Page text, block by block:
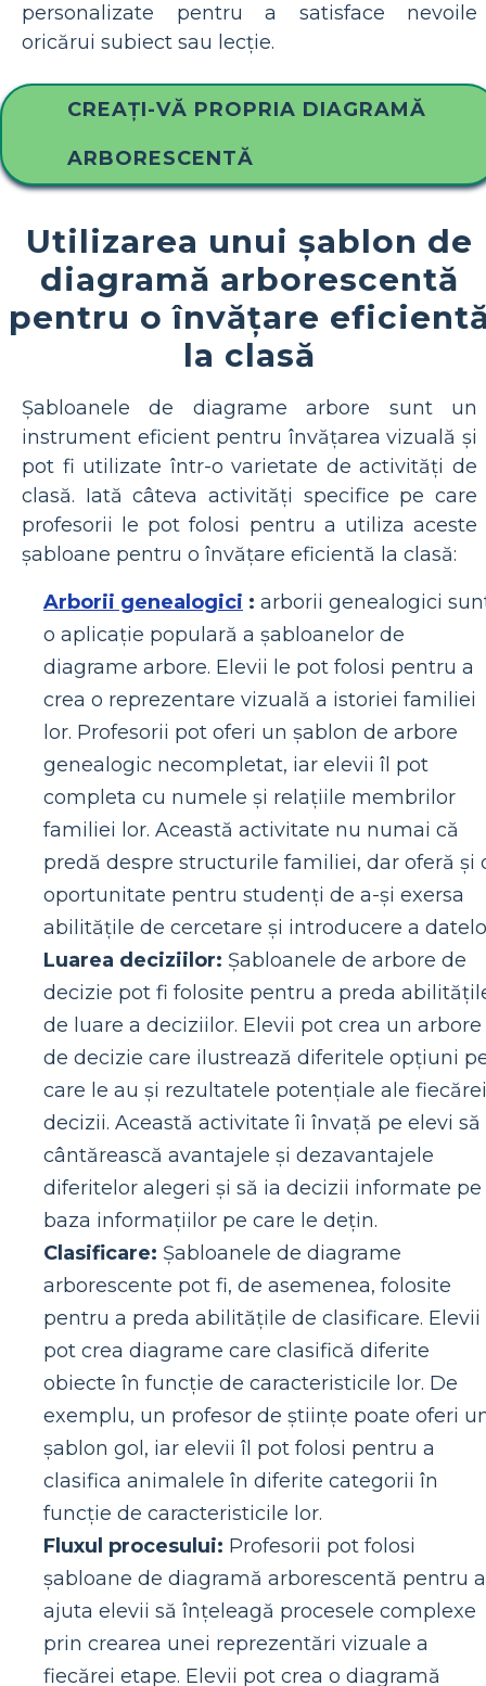
personalizate pentru a satisface nevoile
oricărui subiect sau lecție.
CREAȚI-VĂ PROPRIA DIAGRAMĂ
ARBORESCENTĂ
Utilizarea unui șablon de
diagramă arborescentă
pentru o învățare
la clasă
Șabloanele de diagrame arbore sunt un
instrument eficient pentru învățarea vizuală și
pot fi utilizate într-o varietate de activități de
clasă. Iată câteva activități specifice pe care
profesorii le pot folosi pentru a utiliza aceste
șabloane pentru o învățare eficientă la clasă:
Arborii genealogici : arborii genealogici
o aplicație populară a șabloanelor de
diagrame arbore. Elevii le pot folosi pentru a
crea o reprezentare vizuală a istoriei familiei
lor. Profesorii pot oferi un șablon de arbore
genealogic necompletat, iar elevii îl pot
completa cu numele și relațiile membrilor
familiei lor. Această activitate nu numai că
predă despre structurile familiei, dar oferă și
oportunitate pentru studenți de a-și exersa
abilitățile de cercetare și introducere a
Luarea deciziilor: Șabloanele de arbore de
decizie pot fi folosite pentru a preda
de luare a deciziilor. Elevii pot crea un arbore
de decizie care ilustrează diferitele opțiuni
care le au și rezultatele potențiale ale fiecărei
decizii. Această activitate îi învață pe elevi să
cântărească avantajele și dezavantajele
diferitelor alegeri și să ia decizii informate pe
baza informațiilor pe care le dețin.
Clasificare: Șabloanele de diagrame
arborescente pot fi, de asemenea, folosite
pentru a preda abilitățile de clasificare. Elevii
pot crea diagrame care clasifică diferite
obiecte în funcție de caracteristicile lor. De
exemplu, un profesor de științe poate oferi
șablon gol, iar elevii îl pot folosi pentru a
clasifica animalele în diferite categorii în
funcție de caracteristicile lor.
Fluxul procesului: Profesorii pot folosi
șabloane de diagramă arborescentă pentru a
ajuta elevii să înțeleagă procesele complexe
prin crearea unei reprezentări vizuale a
fiecărei etape. Elevii pot crea o diagramă